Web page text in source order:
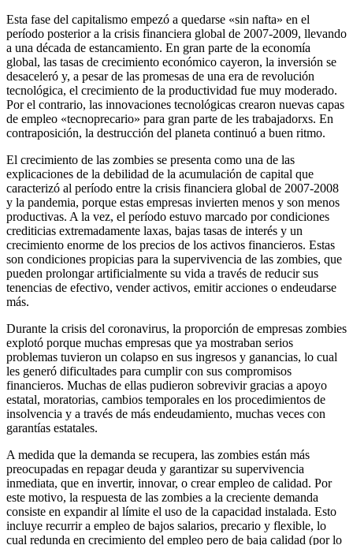
Esta fase del capitalismo empezó a quedarse «sin nafta» en el
período posterior a la crisis financiera global de 2007-2009, llevando
a una década de estancamiento. En gran parte de la economía
global, las tasas de crecimiento económico cayeron, la inversión se
desaceleró y, a pesar de las promesas de una era de revolución
tecnológica, el crecimiento de la productividad fue muy moderado.
Por el contrario, las innovaciones tecnológicas crearon nuevas capas
de empleo «tecnoprecario» para gran parte de les trabajadorxs. En
contraposición, la destrucción del planeta continuó a buen ritmo.
El crecimiento de las zombies se presenta como una de las
explicaciones de la debilidad de la acumulación de capital que
caracterizó al período entre la crisis financiera global de 2007-2008
y la pandemia, porque estas empresas invierten menos y son menos
productivas. A la vez, el período estuvo marcado por condiciones
crediticias extremadamente laxas, bajas tasas de interés y un
crecimiento enorme de los precios de los activos financieros. Estas
son condiciones propicias para la supervivencia de las zombies, que
pueden prolongar artificialmente su vida a través de reducir sus
tenencias de efectivo, vender activos, emitir acciones o endeudarse
más.
Durante la crisis del coronavirus, la proporción de empresas zombies
explotó porque muchas empresas que ya mostraban serios
problemas tuvieron un colapso en sus ingresos y ganancias, lo cual
les generó dificultades para cumplir con sus compromisos
financieros. Muchas de ellas pudieron sobrevivir gracias a apoyo
estatal, moratorias, cambios temporales en los procedimientos de
insolvencia y a través de más endeudamiento, muchas veces con
garantías estatales.
A medida que la demanda se recupera, las zombies están más
preocupadas en repagar deuda y garantizar su supervivencia
inmediata, que en invertir, innovar, o crear empleo de calidad. Por
este motivo, la respuesta de las zombies a la creciente demanda
consiste en expandir al límite el uso de la capacidad instalada. Esto
incluye recurrir a empleo de bajos salarios, precario y flexible, lo
cual redunda en crecimiento del empleo pero de baja calidad (por lo